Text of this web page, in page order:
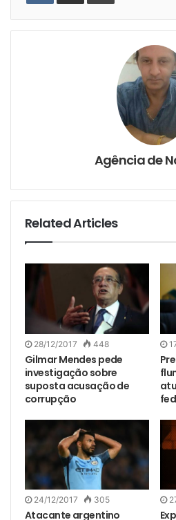
Agência de
Related Articles
28/12/2017 448
Gilmar Mendes pede
investigação sobre
suposta acusação de
corrupção
24/12/2017 305
Atacante argentino